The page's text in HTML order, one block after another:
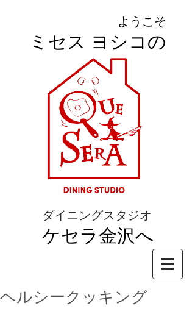
ようこそ
ミセス ヨシコの
ダイニングスタジオ
ケセラ金沢へ
ヘルシークッキング